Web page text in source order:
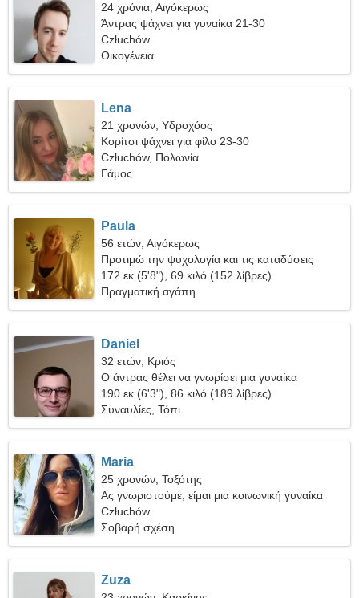
24 χρόνια, Αιγόκερως
Άντρας ψάχνει για γυναίκα 21-30
Człuchów
Οικογένεια
Lena
21 χρονών, Υδροχόος
Κορίτσι ψάχνει για φίλο 23-30
Człuchów, Πολωνία
Γάμος
Paula
56 ετών, Αιγόκερως
Προτιμώ την ψυχολογία και τις καταδύσεις
172 εκ (5'8"), 69 κιλό (152 λίβρες)
Πραγματική αγάπη
Daniel
32 ετών, Κριός
Ο άντρας θέλει να γνωρίσει μια γυναίκα
190 εκ (6'3"), 86 κιλό (189 λίβρες)
Συναυλίες, Τόπι
Maria
25 χρονών, Τοξότης
Ας γνωριστούμε, είμαι μια κοινωνική γυναίκα
Człuchów
Σοβαρή σχέση
Zuza